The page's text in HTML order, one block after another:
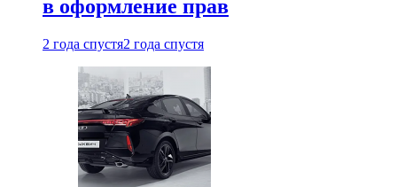
в оформление прав
2 года спустя2 года спустя